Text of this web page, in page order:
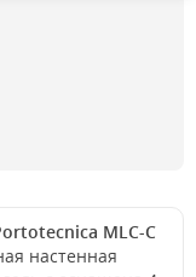
MLC-C
настенная